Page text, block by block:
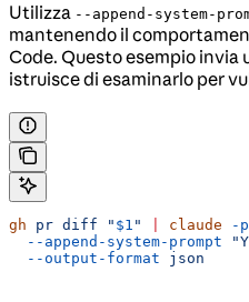
Utilizza --append-system-
mantenendo il
Code. Questo esempio invia
istruisce di esaminarlo per
gh pr diff " $1 " claude -p
  --append-system-prompt
  --output-format
json